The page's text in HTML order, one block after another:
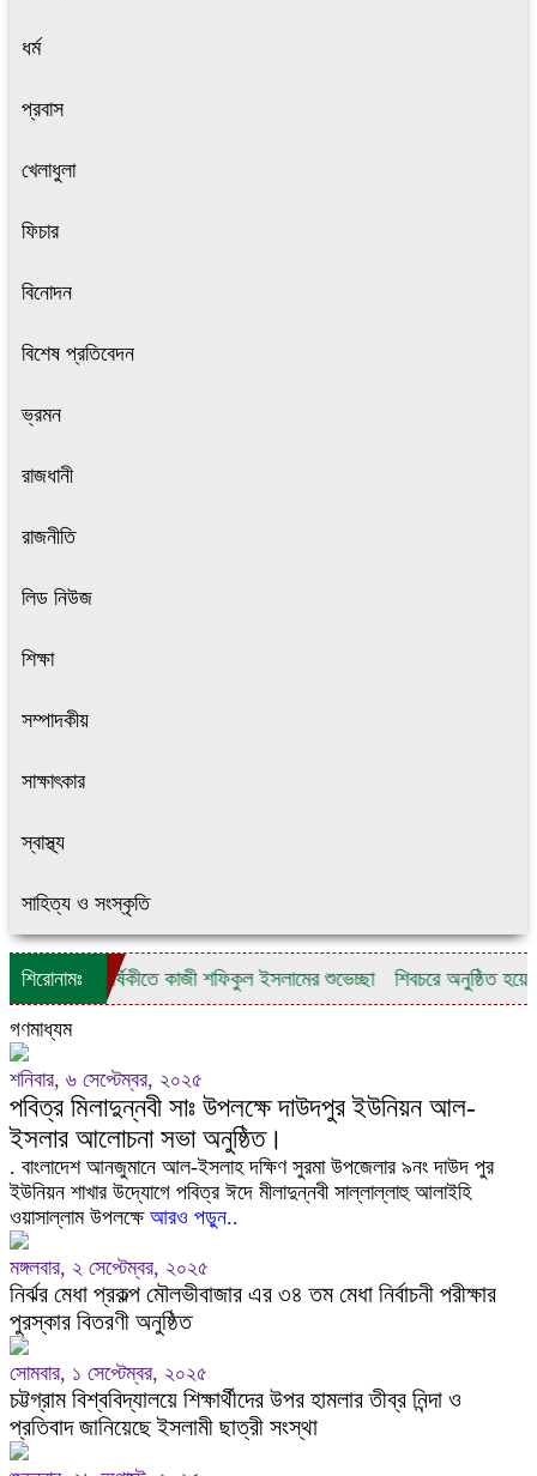
ধর্ম
প্রবাস
খেলাধুলা
ফিচার
বিনোদন
বিশেষ প্রতিবেদন
ভ্রমন
রাজধানী
রাজনীতি
লিড নিউজ
শিক্ষা
সম্পাদকীয়
সাক্ষাৎকার
স্বাস্থ্য
সাহিত্য ও সংস্কৃতি
শিরোনামঃ
প্রতিষ্ঠাবার্ষিকীতে কাজী শফিকুল ইসলামের শুভেচ্ছা শিবচরে অনুষ্ঠিত হয়ে
গণমাধ্যম
শনিবার, ৬ সেপ্টেম্বর, ২০২৫
পবিত্র মিলাদুন্নবী সাঃ উপলক্ষে দাউদপুর ইউনিয়ন আল-
ইসলার আলোচনা সভা অনুষ্ঠিত।
. বাংলাদেশ আনজুমানে আল-ইসলাহ দক্ষিণ সুরমা উপজেলার ৯নং দাউদ পুর
ইউনিয়ন শাখার উদ্যোগে পবিত্র ঈদে মীলাদুন্নবী সাল্লাল্লাহু আলাইহি
ওয়াসাল্লাম উপলক্ষে আরও পড়ুন..
মঙ্গলবার, ২ সেপ্টেম্বর, ২০২৫
নির্ঝর মেধা প্রকল্প মৌলভীবাজার এর ৩৪ তম মেধা নির্বাচনী পরীক্ষার
পুরস্কার বিতরণী অনুষ্ঠিত
সোমবার, ১ সেপ্টেম্বর, ২০২৫
চট্টগ্রাম বিশ্ববিদ্যালয়ে শিক্ষার্থীদের উপর হামলার তীব্র নিন্দা ও
প্রতিবাদ জানিয়েছে ইসলামী ছাত্রী সংস্থা